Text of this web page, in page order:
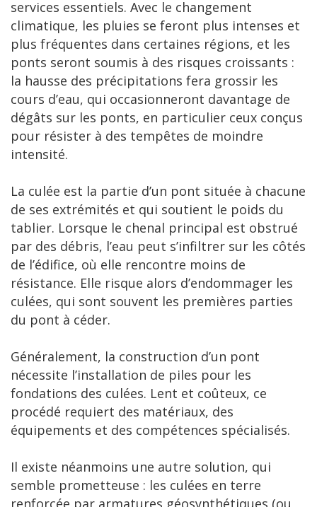
services essentiels. Avec le changement
climatique, les pluies se feront plus intenses et
plus fréquentes dans certaines régions, et les
ponts seront soumis à des risques croissants :
la hausse des précipitations fera grossir les
cours d’eau, qui occasionneront davantage de
dégâts sur les ponts, en particulier ceux conçus
pour résister à des tempêtes de moindre
intensité.
La culée est la partie d’un pont située à chacune
de ses extrémités et qui soutient le poids du
tablier. Lorsque le chenal principal est obstrué
par des débris, l’eau peut s’infiltrer sur les côtés
de l’édifice, où elle rencontre moins de
résistance. Elle risque alors d’endommager les
culées, qui sont souvent les premières parties
du pont à céder.
Généralement, la construction d’un pont
nécessite l’installation de piles pour les
fondations des culées. Lent et coûteux, ce
procédé requiert des matériaux, des
équipements et des compétences spécialisés.
Il existe néanmoins une autre solution, qui
semble prometteuse : les culées en terre
renforcée par armatures géosynthétiques (ou